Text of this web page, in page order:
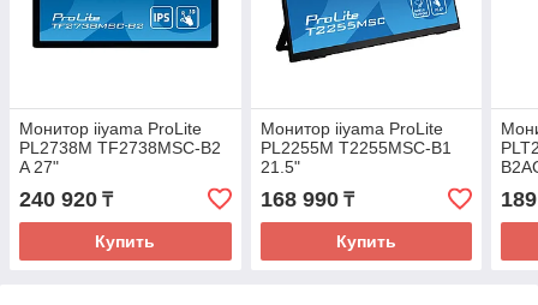
Монитор iiyama ProLite
PL2738M TF2738MSC-B2
A 27"
240 920 ₸
Купить
Монитор iiyama ProLite
PL2255M T2255MSC-B1
21.5"
168 990₸
Купить